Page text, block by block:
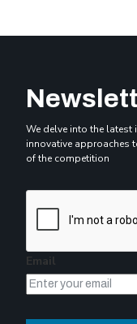
We delve into the latest
innovative approaches
of the competition
Email